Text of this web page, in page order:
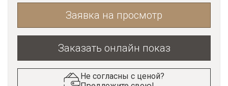
Заявка на просмотр
Заказать онлайн показ
Не согласны с ценой?